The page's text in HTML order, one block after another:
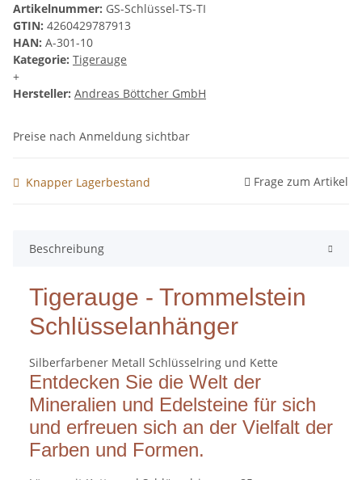
Artikelnummer: GS-Schlüssel-TS-TI
GTIN: 4260429787913
HAN: A-301-10
Kategorie: Tigerauge
+
Hersteller: Andreas Böttcher GmbH
Preise nach Anmeldung sichtbar
Knapper Lagerbestand Frage zum Artikel
Beschreibung
Tigerauge - Trommelstein
Schlüsselanhänger
Silberfarbener Metall Schlüsselring und Kette
Entdecken Sie die Welt der
Mineralien und Edelsteine für sich
und erfreuen sich an der Vielfalt der
Farben und Formen.